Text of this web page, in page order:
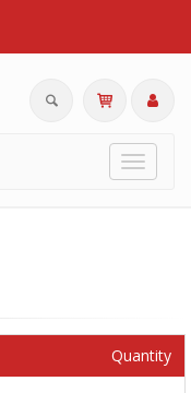
Toggle
Quantity